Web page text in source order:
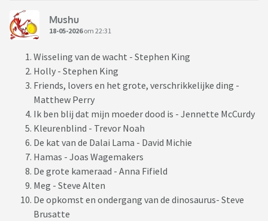
Mushu
18-05-2026om 22:31
Wisseling van de wacht - Stephen King
Holly - Stephen King
Friends, lovers en het grote, verschrikkelijke ding -
Matthew Perry
Ik ben blij dat mijn moeder dood is - Jennette McCurdy
Kleurenblind - Trevor Noah
De kat van de Dalai Lama - David Michie
Hamas - Joas Wagemakers
De grote kameraad - Anna Fifield
Meg - Steve Alten
De opkomst en ondergang van de dinosaurus- Steve
Brusatte